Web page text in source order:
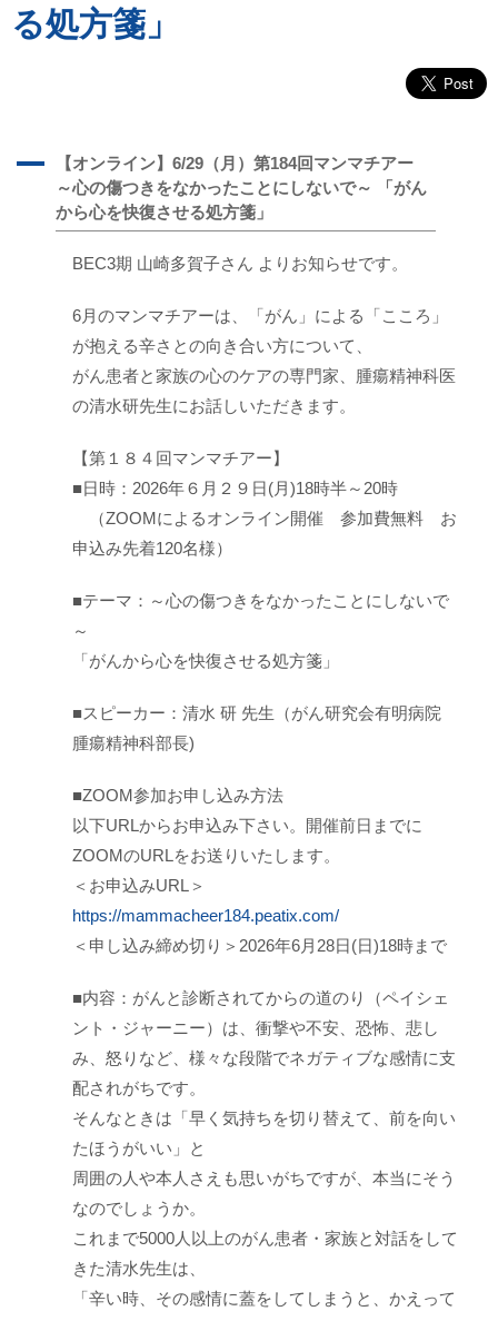
る処方箋」
A
【オンライン】6/29（月）第184回マンマチアー
～心の傷つきをなかったことにしないで～ 「がん
から心を快復させる処方箋」
BEC3期 山崎多賀子さん よりお知らせです。
6月のマンマチアーは、「がん」による「こころ」
が抱える辛さとの向き合い方について、
がん患者と家族の心のケアの専門家、腫瘍精神科医
の清水研先生にお話しいただきます。
【第１８４回マンマチアー】
■日時：2026年６月２９日(月)18時半～20時
（ZOOMによるオンライン開催 参加費無料 お
申込み先着120名様）
■テーマ：～心の傷つきをなかったことにしないで
～
「がんから心を快復させる処方箋」
■スピーカー：清水 研 先生（がん研究会有明病院
腫瘍精神科部長)
■ZOOM参加お申し込み方法
以下URLからお申込み下さい。開催前日までに
ZOOMのURLをお送りいたします。
＜お申込みURL＞
https://mammacheer184.peatix.com/
＜申し込み締め切り＞2026年6月28日(日)18時まで
■内容：がんと診断されてからの道のり（ペイシェ
ント・ジャーニー）は、衝撃や不安、恐怖、悲し
み、怒りなど、様々な段階でネガティブな感情に支
配されがちです。
そんなときは「早く気持ちを切り替えて、前を向い
たほうがいい」と
周囲の人や本人さえも思いがちですが、本当にそう
なのでしょうか。
これまで5000人以上のがん患者・家族と対話をして
きた清水先生は、
「辛い時、その感情に蓋をしてしまうと、かえって